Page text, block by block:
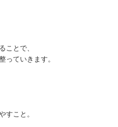
ことで、
っていきます。
すこと。